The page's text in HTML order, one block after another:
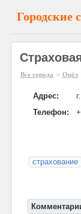
Городские
Все города » Орёл
Адрес:
Телефон:
страхование